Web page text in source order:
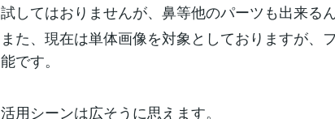
試してはおりませんが、鼻等他のパーツも出来る
また、現在は単体画像を対象としておりますが、
能です。
活用シーンは広そうに思えます。